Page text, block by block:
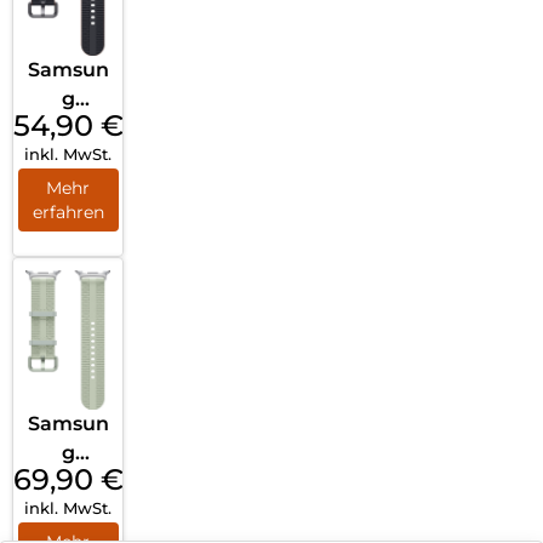
Samsun
g
Athleisu
re Band
(S/M)
Galaxy
Watch8
Graphit
54,90 €
inkl. MwSt.
Mehr
erfahren
Samsun
g
Athleisu
re Band
69,90 €
inkl. MwSt.